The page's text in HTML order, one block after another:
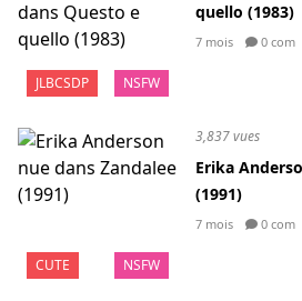
JLBCSDP NSFW
quello (1983)
7 mois 0 com
CUTE NSFW
3,837 vues
Erika
(1991)
7 mois 0 com